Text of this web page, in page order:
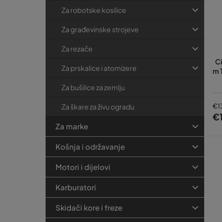
Za robotske kosilice
Za građevinske strojeve
Za rezače
Za prskalice i atomizere
Za bušilice za zemlju
Za škare za živu ogradu
Za marke
Košnja i održavanje
Motori i dijelovi
Karburatori
Skidači kore i freze
m